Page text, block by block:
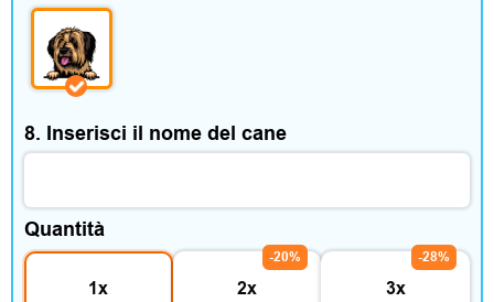
i
b
e
o
8. Inserisci il nome del cane
Quantità
1x 2x
-20%
3x
-28%